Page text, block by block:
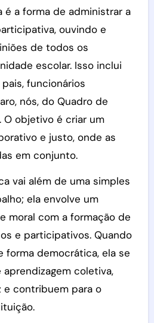
a forma de administrar a
ouvindo e
de todos os
escolar. Isso inclui
funcionários
nós, do Quadro de
O objetivo é criar um
e justo, onde as
em conjunto.
vai além de uma simples
ela envolve um
moral com a formação de
e participativos. Quando
forma democrática, ela se
coletiva,
contribuem para o